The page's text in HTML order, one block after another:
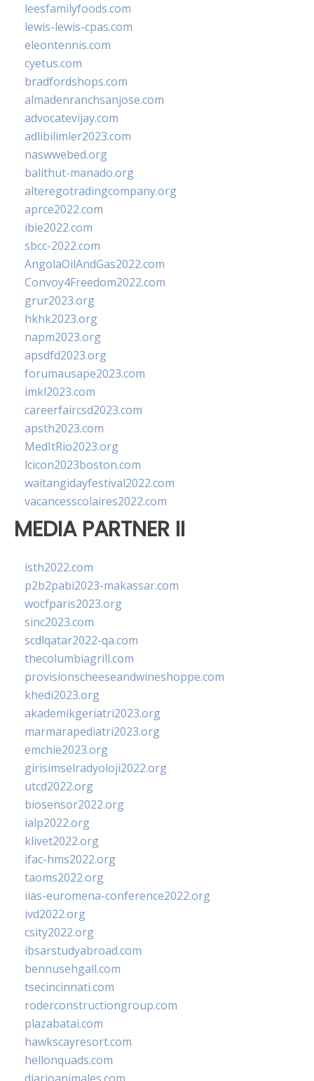
leesfamilyfoods.com
lewis-lewis-cpas.com
eleontennis.com
cyetus.com
bradfordshops.com
almadenranchsanjose.com
advocatevijay.com
adlibilimler2023.com
naswwebed.org
balithut-manado.org
alteregotradingcompany.org
aprce2022.com
ibie2022.com
sbcc-2022.com
AngolaOilAndGas2022.com
Convoy4Freedom2022.com
grur2023.org
hkhk2023.org
napm2023.org
apsdfd2023.org
forumausape2023.com
imkl2023.com
careerfaircsd2023.com
apsth2023.com
MedItRio2023.org
lcicon2023boston.com
waitangidayfestival2022.com
vacancesscolaires2022.com
MEDIA PARTNER II
isth2022.com
p2b2pabi2023-makassar.com
wocfparis2023.org
sinc2023.com
scdlqatar2022-qa.com
thecolumbiagrill.com
provisionscheeseandwineshoppe.com
khedi2023.org
akademikgeriatri2023.org
marmarapediatri2023.org
emchie2023.org
girisimselradyoloji2022.org
utcd2022.org
biosensor2022.org
ialp2022.org
klivet2022.org
ifac-hms2022.org
taoms2022.org
iias-euromena-conference2022.org
ivd2022.org
csity2022.org
ibsarstudyabroad.com
bennusehgall.com
tsecincinnati.com
roderconstructiongroup.com
plazabatai.com
hawkscayresort.com
hellonquads.com